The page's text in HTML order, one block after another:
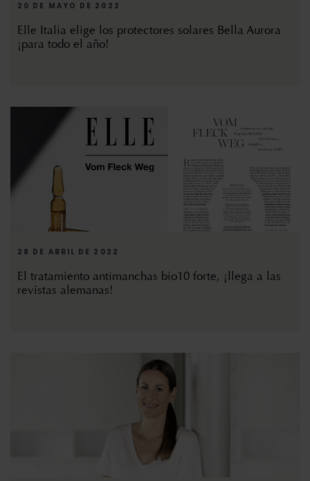
20 DE MAYO DE 2022
Elle Italia elige los protectores solares Bella Aurora
¡para todo el año!
28 DE ABRIL DE 2022
El tratamiento antimanchas bio10 forte, ¡llega a las
revistas alemanas!